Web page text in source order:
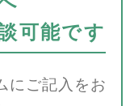
可能です
にご記入をお